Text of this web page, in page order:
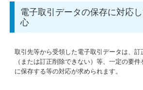
電子取引データの保存に対応
心
取引先等から受領した電子取引データは、訂
（または訂正削除できない）等、一定の要
に保存する等の対応が求められます。